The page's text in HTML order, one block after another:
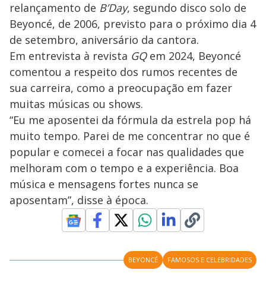
relançamento de B’Day, segundo disco solo de
Beyoncé, de 2006, previsto para o próximo dia 4
de setembro, aniversário da cantora.
Em entrevista à revista GQem 2024, Beyoncé
comentou a respeito dos rumos recentes de
sua carreira, como a preocupação em fazer
muitas músicas ou shows.
“Eu me aposentei da fórmula da estrela pop há
muito tempo. Parei de me concentrar no que é
popular e comecei a focar nas qualidades que
melhoram com o tempo e a experiência. Boa
música e mensagens fortes nunca se
aposentam”, disse à época.
BEYONCÉ FAMOSOS E CELEBRIDADES